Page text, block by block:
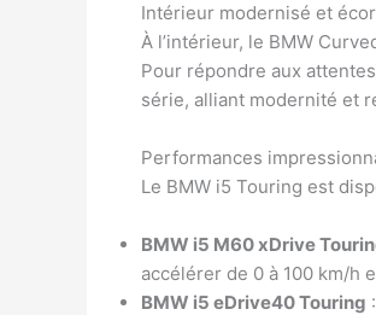
Intérieur modernisé et
À l’intérieur, le BMW
Pour répondre aux
série, alliant modernité et
Performances
Le BMW i5 Touring est
BMW i5 M60 xDrive
accélérer de 0 à 100 km/h
BMW i5 eDrive40 Touring